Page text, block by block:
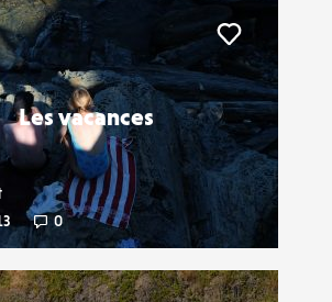
Les vacances
0